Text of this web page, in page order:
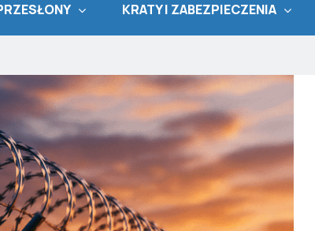
KRATY I ZABEZPIECZENIA